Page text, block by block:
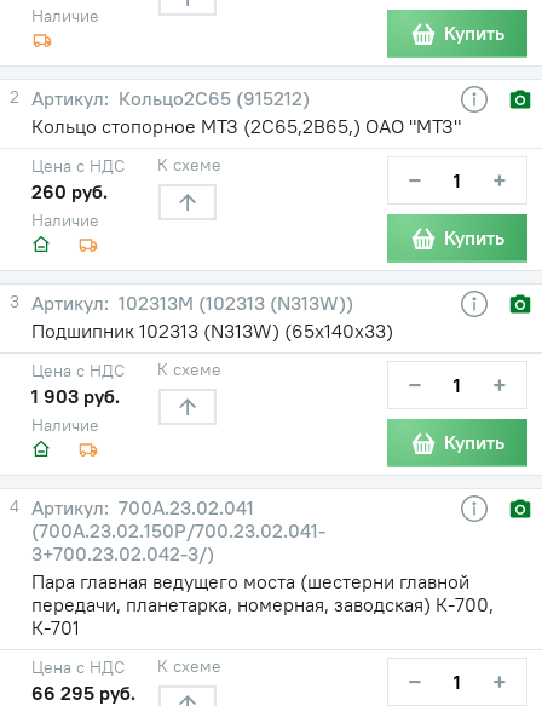
Наличие
Купить
2
Кольцо2С65 (915212)
Кольцо стопорное МТЗ (2С65,2В65,) ОАО "МТЗ"
Наличие
Цена с НДС
260 руб.
К схеме − +
Купить
3
102313М (102313 (N313W))
Подшипник 102313 (N313W) (65х140х33)
Наличие
Цена с НДС
1 903 руб.
К схеме − +
Купить
4
700А.23.02.041
(700А.23.02.150Р/700.23.02.041-
3+700.23.02.042-3/)
Пара главная ведущего моста (шестерни главной
передачи, планетарка, номерная, заводская) К-700,
К-701
Цена с НДС
66 295 руб.
К схеме − +